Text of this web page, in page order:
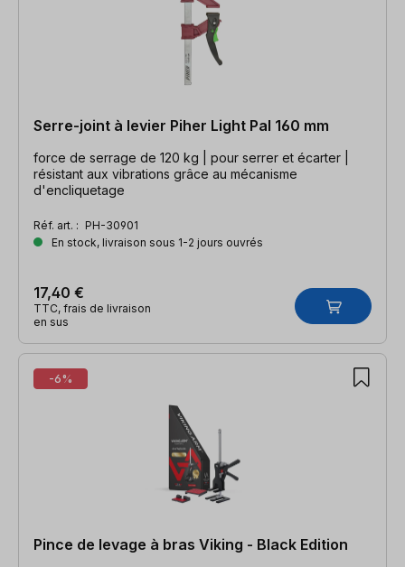
Serre-joint à levier Piher Light Pal 160 mm
force de serrage de 120 kg | pour serrer et écarter |
résistant aux vibrations grâce au mécanisme
d'encliquetage
Réf. art. : PH-30901
En stock, livraison sous 1-2 jours ouvrés
17,40 €
TTC, frais de livraison
en sus
-6%
Pince de levage à bras Viking - Black Edition